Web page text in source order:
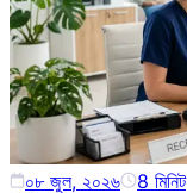
০৮ জুল, ২০২৬ 8 মিনিট